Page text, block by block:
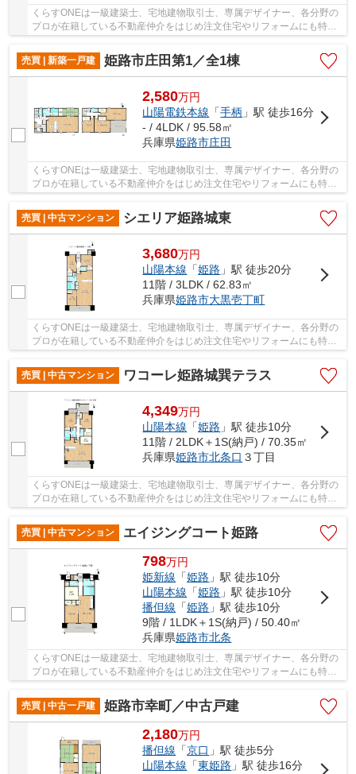
くらすONEは一級建築士、宅地建物取引士、専属デザイナー、各分野の
プロが在籍している不動産仲介をはじめ注文住宅やリフォームにも特化
売買 | 新築一戸建
姫路市庄田第1／全1棟
2,580万円
山陽電鉄本線 「手柄 」駅 徒歩16分
- / 4LDK / 95.58㎡
兵庫県姫路市庄田
くらすONEは一級建築士、宅地建物取引士、専属デザイナー、各分野の
プロが在籍している不動産仲介をはじめ注文住宅やリフォームにも特化
売買 | 中古マンション
シエリア姫路城東
3,680万円
山陽本線 「姫路 」駅 徒歩20分
11階 / 3LDK / 62.83㎡
兵庫県姫路市大黒壱丁町
くらすONEは一級建築士、宅地建物取引士、専属デザイナー、各分野の
プロが在籍している不動産仲介をはじめ注文住宅やリフォームにも特化
売買 | 中古マンション
ワコーレ姫路城巽テラス
4,349万円
山陽本線 「姫路 」駅 徒歩10分
11階 / 2LDK＋1S(納戸) / 70.35㎡
兵庫県姫路市北条口 ３丁目
くらすONEは一級建築士、宅地建物取引士、専属デザイナー、各分野の
プロが在籍している不動産仲介をはじめ注文住宅やリフォームにも特化
売買 | 中古マンション
エイジングコート姫路
798万円
姫新線 「姫路 」駅 徒歩10分
山陽本線 「姫路 」駅 徒歩10分
播但線 「姫路 」駅 徒歩10分
9階 / 1LDK＋1S(納戸) / 50.40㎡
兵庫県姫路市北条
くらすONEは一級建築士、宅地建物取引士、専属デザイナー、各分野の
プロが在籍している不動産仲介をはじめ注文住宅やリフォームにも特化
しているお店です♪住まいに関する事は何でも気...
売買 | 中古一戸建
姫路市幸町／中古戸建
2,180万円
播但線 「京口 」駅 徒歩5分
山陽本線 「東姫路 」駅 徒歩16分